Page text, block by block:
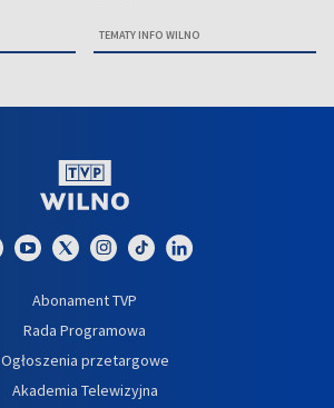
TEMATY INFO WILNO
Abonament TVP
Rada Programowa
Ogłoszenia przetargowe
Akademia Telewizyjna